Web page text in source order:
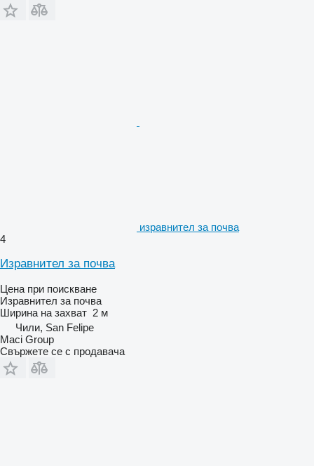
изравнител за почва
4
Изравнител за почва
Цена при поискване
Изравнител за почва
Ширина на захват 2 м
Чили, San Felipe
Maci Group
Свържете се с продавача